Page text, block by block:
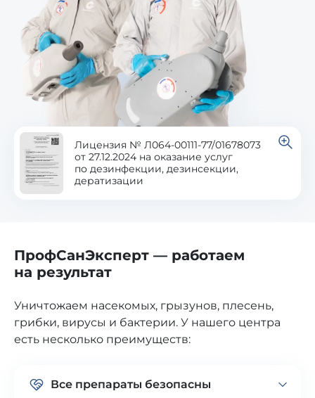
Лицензия № Л064-00111-77/01678073
от 27.12.2024 на оказание услуг
по дезинфекции, дезинсекции,
дератизации
ПрофСанЭксперт — работаем
на результат
Уничтожаем насекомых, грызунов, плесень,
грибки, вирусы и бактерии. У нашего центра
есть несколько преимуществ:
Все препараты безопасны